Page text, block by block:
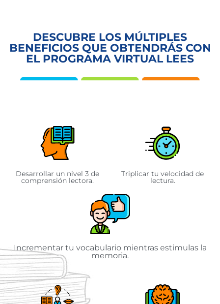
DESCUBRE LOS MÚLTIPLES
BENEFICIOS QUE OBTENDRÁS CON
EL PROGRAMA VIRTUAL LEES
Desarrollar un nivel 3 de
comprensión lectora.
Triplicar tu velocidad de
lectura.
Incrementar tu vocabulario mientras estimulas la
memoria.